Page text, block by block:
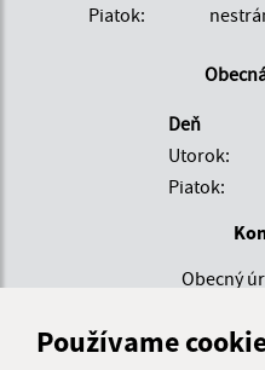
Používame
Piatok:
Deň
Utorok:
Piatok:
Obecný
985 01